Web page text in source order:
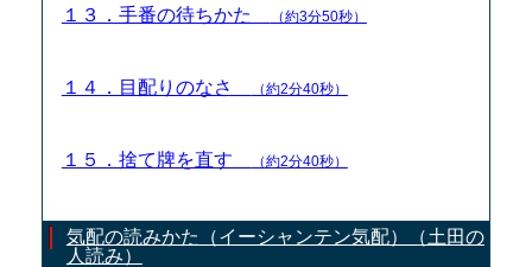
１３．手番の待ちかた （約3分50秒）
１４．目配りのなさ （約2分40秒）
１５．捨て牌を直す （約2分40秒）
気配の読みかた（イーシャンテン気配）（土田の
人読み）